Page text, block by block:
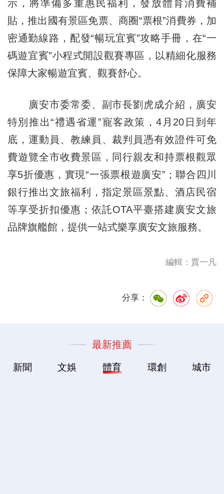
示，將準備多重惠民福利，發放體育消費補
貼，推出國有景區免票、商圈“票根”消費券，加
密通勤線路，配發“暢玩宜賓”攻略手冊，在“一
碼遊宜賓”小程式開設觀賽專區，以精細化服務
保障大家暢遊宜賓、觀賽舒心。
廣安市委常委、副市長劉虎成介紹，廣安
特別推出“禮遇省運”寵客政策，4月20日到年
底，運動員、教練員、裁判員憑有效證件可免
費遊覽全市收費景區，同行親友和持票根觀眾
享5折優惠，實現“一張票根遊廣安”；聯合四川
銀行推出文旅福利，指定景區景點、酒店民宿
等享受折扣優惠；依託OTA平臺搭建廣安文旅
品牌旗艦館，提供一站式樂享廣安文旅服務。
編輯：賈一凡
分享：
最新推薦
新聞 文娛 體育 環創 城市